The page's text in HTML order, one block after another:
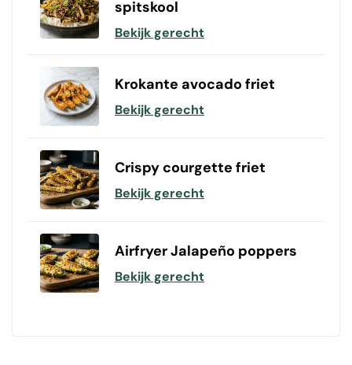
spitskool
Bekijk gerecht
Krokante avocado friet
Bekijk gerecht
Crispy courgette friet
Bekijk gerecht
Airfryer Jalapeño poppers
Bekijk gerecht